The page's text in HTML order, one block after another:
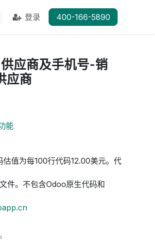
登录 400-166-5890
应商及手机号-销
应商
能
值为每100行代码12.00美元。代
件。不包含Odoo原生代码和